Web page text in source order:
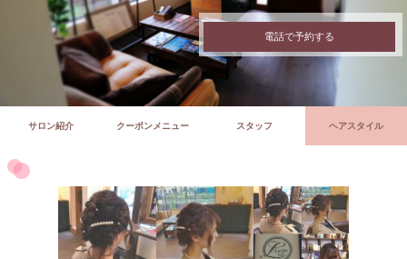
電話で予約する
サロン紹介 クーポンメニュー スタッフ ヘアスタイル